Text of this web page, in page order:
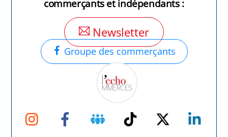
commerçants et indépendants :
Newsletter
Groupe des commerçants
Instagram Facebook Groupe
Facebook
TikTok Twitter